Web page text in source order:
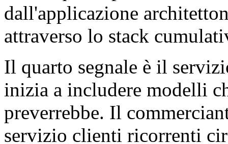
dall'applicazione
attraverso lo stack
Il quarto segnale è il
inizia a includere modelli
preverrebbe. Il
servizio clienti ricorrenti